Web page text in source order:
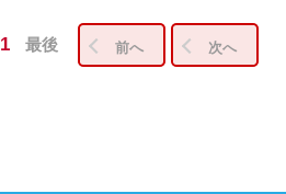
1 最後 前へ 次へ